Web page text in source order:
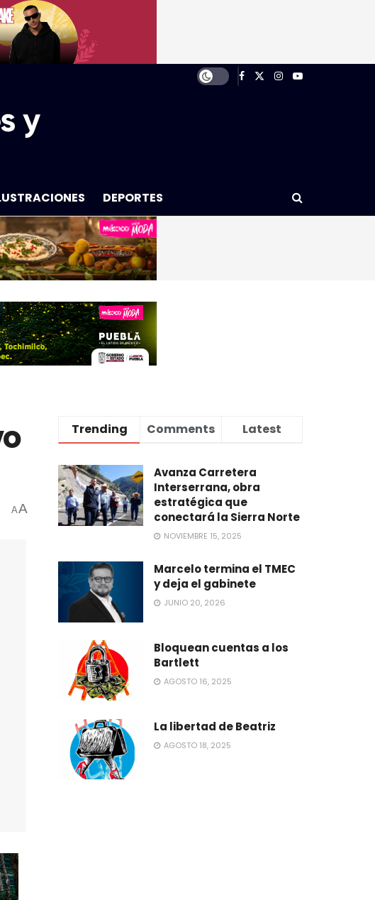
DEPORTES
AA
Trending Comments Latest
Avanza Carretera
Interserrana, obra
estratégica que
conectará la Sierra Norte
NOVIEMBRE 15, 2025
Marcelo termina el TMEC
y deja el gabinete
JUNIO 20, 2026
Bloquean cuentas a los
Bartlett
AGOSTO 16, 2025
La libertad de Beatriz
AGOSTO 18, 2025